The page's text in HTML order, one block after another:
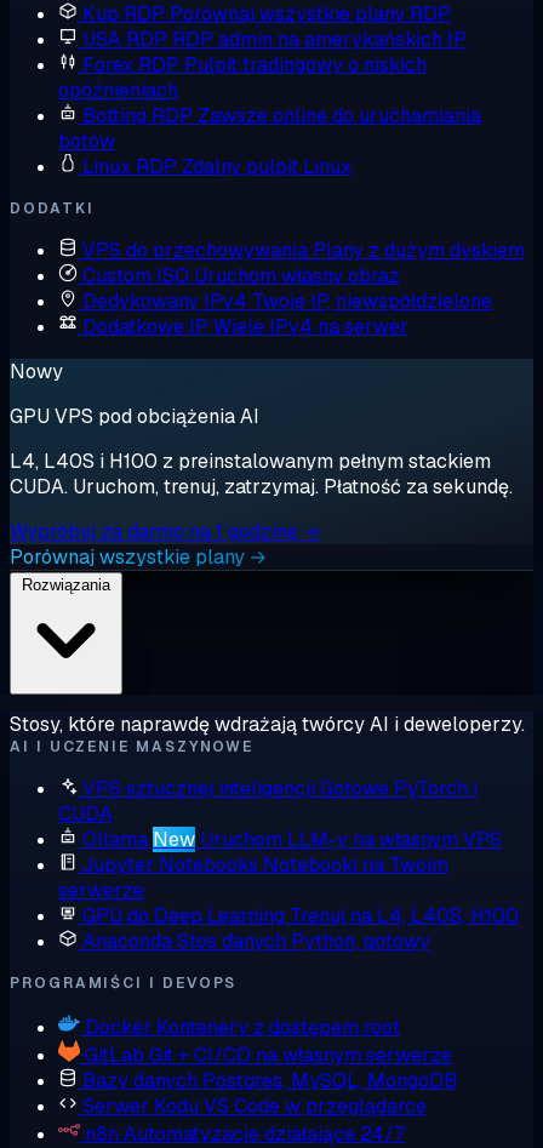
Kup RDP Porównaj wszystkie plany RDP
USA RDP RDP admin na amerykańskich IP
Forex RDP Pulpit tradingowy o niskich
opóźnieniach
Botting RDP Zawsze online do uruchamiania
botów
Linux RDP Zdalny pulpit Linux
DODATKI
VPS do przechowywania Plany z dużym dyskiem
Custom ISO Uruchom własny obraz
Dedykowany IPv4 Twoje IP, niewspółdzielone
Dodatkowe IP Wiele IPv4 na serwer
Nowy
GPU VPS pod obciążenia AI
L4, L40S i H100 z preinstalowanym pełnym stackiem
CUDA. Uruchom, trenuj, zatrzymaj. Płatność za sekundę.
Wypróbuj za darmo na 1 godzinę →
Porównaj wszystkie plany →
Rozwiązania
Stosy, które naprawdę wdrażają twórcy AI i deweloperzy.
AI I UCZENIE MASZYNOWE
VPS sztucznej inteligencji Gotowe PyTorch i
CUDA
Ollama New Uruchom LLM-y na własnym VPS
Jupyter Notebooks Notebooki na Twoim
serwerze
GPU do Deep Learning Trenuj na L4, L40S, H100
AnacondaStos danych Python, gotowy
PROGRAMIŚCI I DEVOPS
Docker Kontenery z dostępem root
GitLab Git + CI/CD na własnym serwerze
Bazy danych Postgres, MySQL, MongoDB
Serwer Kodu VS Code w przeglądarce
n8n Automatyzacje działające 24/7